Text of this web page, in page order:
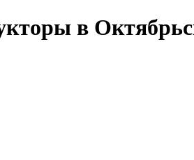
в